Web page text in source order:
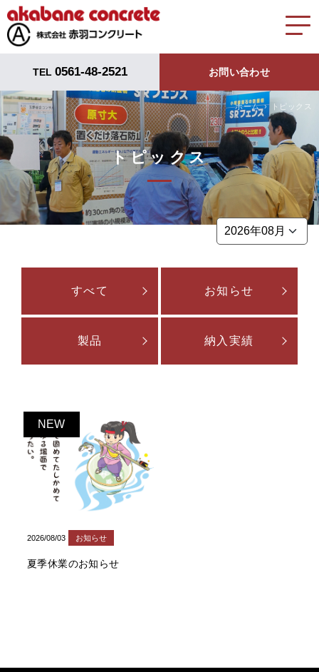
TEL 0561-48-2521 お問い合わせ
ホーム トピックス
トピックス
すべて お知らせ
製品 納入実績
NEW
2026/08/03 お知らせ
夏季休業のお知らせ